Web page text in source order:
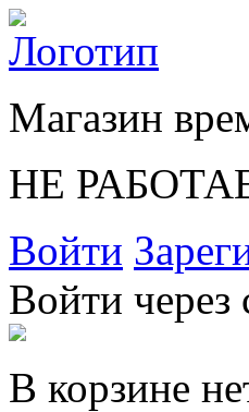
Магазин
НЕ
Войти
Войти через
В корзине